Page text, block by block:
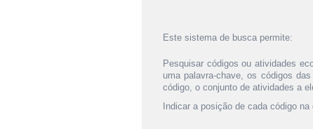
Este sistema de busca permite:
Pesquisar códigos ou atividades
uma palavra-chave, os códigos
código, o conjunto de atividades a
Indicar a posição de cada código